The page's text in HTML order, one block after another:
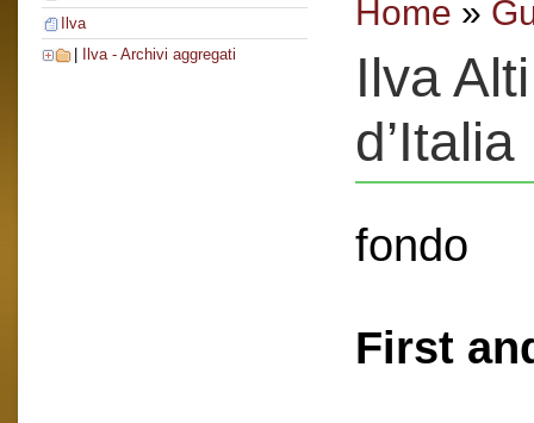
Ilva
Ilva - Archivi aggregati
Home »
Ilva
d’Italia
fondo
First